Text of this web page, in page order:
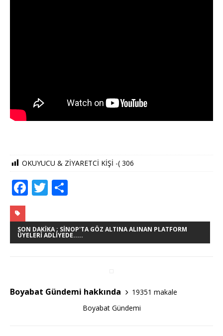
OKUYUCU & ZİYARETCİ KİŞİ -( 306
F
c
e
o
k
T
it
te
ar
e
SON DAKIKA ; SINOP'TA GÖZ ALTINA ALINAN PLATFORM
ÜYELERI ADLIYEDE.....
Boyabat Gündemi hakkında
19351 makale
Boyabat Gündemi